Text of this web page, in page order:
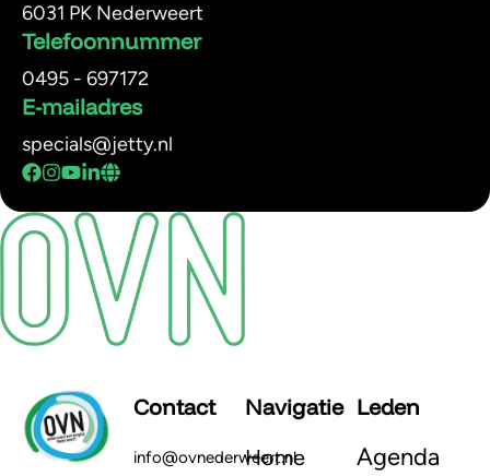
6031 PK Nederweert
Telefoonnummer
0495 - 697172
E-mailadres
specials@jetty.nl
Contact
info@ovnederweert.nl
Navigatie
Home
Leden
Agenda